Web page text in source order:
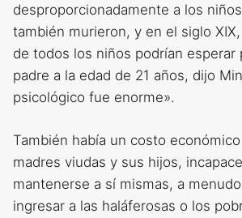
desproporcionadamente a los
también murieron, y en el siglo
de todos los niños podrían esperar
padre a la edad de 21 años, dijo
psicológico fue enorme».
También había un costo
madres viudas y sus hijos,
mantenerse a sí mismas, a
ingresar a las haláferosas o los